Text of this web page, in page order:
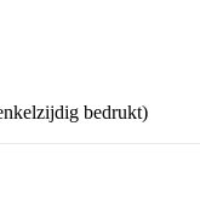
bedrukt)